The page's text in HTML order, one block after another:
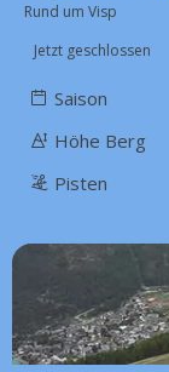
Rund um Visp
Jetzt geschlossen
Saison
Höhe Berg
Pisten